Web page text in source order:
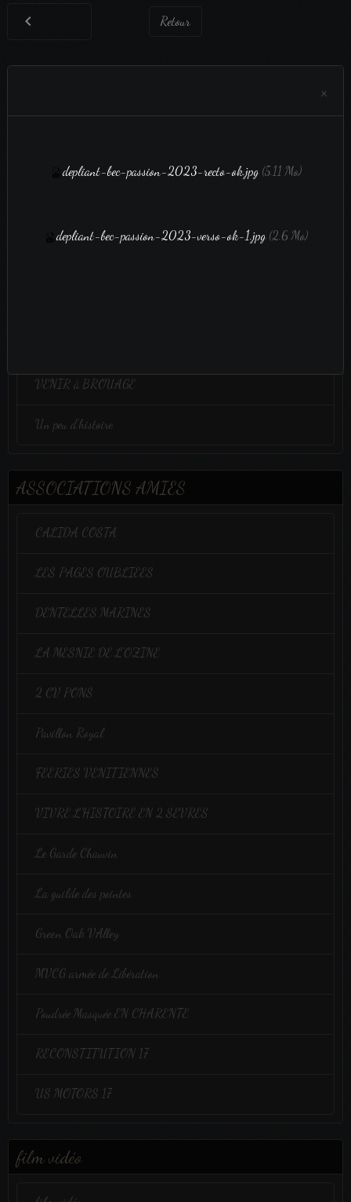
Retour
film vidéo
VENIR à BROUAGE
Un peu d'histoire
ASSOCIATIONS AMIES
CALIDA COSTA
LES PAGES OUBLIEES
DENTELLES MARINES
LA MESNIE DE L'OZINE
2 CV PONS
Pavillon Royal
FEERIES VENITIENNES
VIVRE L'HISTOIRE EN 2 SEVRES
Le Garde Chauvin
La guilde des pointes
Green Oak VAlley
MVCG armée de Libération
Poudrée Masquée EN CHARENTE
RECONSTITUTION 17
US MOTORS 17
film vidéo
×
depliant-bec-passion-2023-recto-ok.jpg(5.11 Mo)
depliant-bec-passion-2023-verso-ok-1.jpg(2.6 Mo)